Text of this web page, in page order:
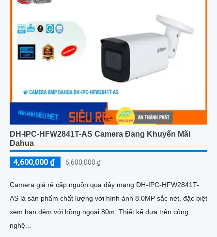
DH-IPC-HFW2841T-AS Camera Đang Khuyến Mãi
Dahua
4,600,000 ₫ 6,600,000 ₫
Camera giá rẻ cấp nguồn qua dây mạng DH-IPC-HFW2841T-
AS là sản phẩm chất lượng với hình ảnh 8.0MP sắc nét, đặc biệt
xem ban đêm với hồng ngoại 80m. Thiết kế dựa trên công
nghệ...